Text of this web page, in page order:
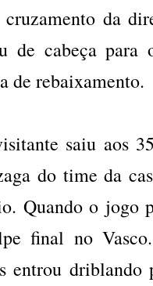
da
de cabeça
de rebaixamento.
saiu aos
do time da
Quando o jogo
final no
entrou driblando